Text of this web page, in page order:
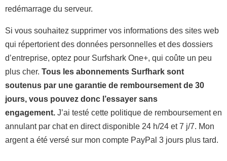
redémarrage du serveur.
Si vous souhaitez supprimer vos informations des sites web
qui répertorient des données personnelles et des dossiers
d’entreprise, optez pour Surfshark One+, qui coûte un peu
plus cher. Tous les abonnements Surfhark sont
soutenus par une garantie de remboursement de 30
jours, vous pouvez donc l’essayer sans
engagement. J’ai testé cette politique de remboursement en
annulant par chat en direct disponible 24 h/24 et 7 j/7. Mon
argent a été versé sur mon compte PayPal 3 jours plus tard.